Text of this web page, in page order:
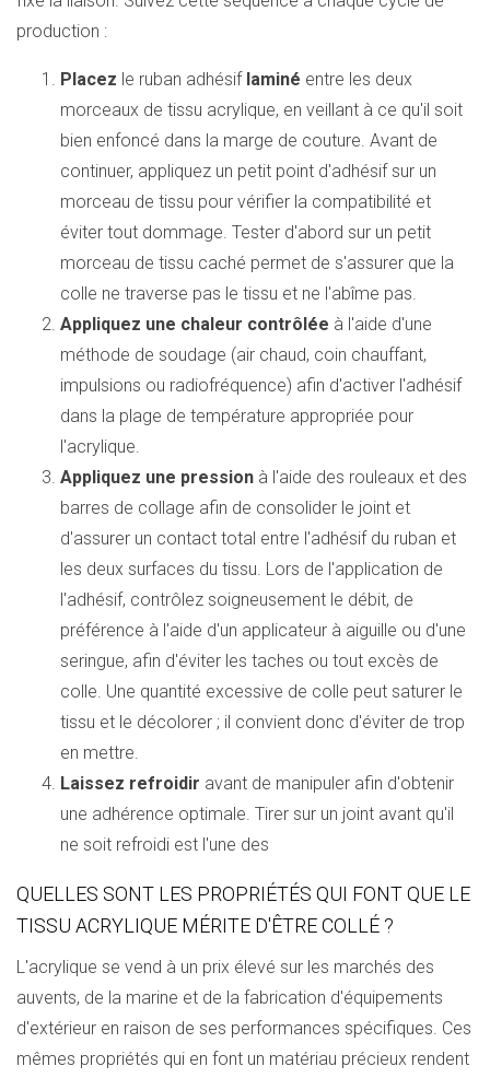
production :
Placez le ruban adhésif laminé entre les deux
morceaux de tissu acrylique, en veillant à ce qu'il soit
bien enfoncé dans la marge de couture. Avant de
continuer, appliquez un petit point d'adhésif sur un
morceau de tissu pour vérifier la compatibilité et
éviter tout dommage. Tester d'abord sur un petit
morceau de tissu caché permet de s'assurer que la
colle ne traverse pas le tissu et ne l'abîme pas.
Appliquez une chaleur contrôlée à l'aide d'une
méthode de soudage (air chaud, coin chauffant,
impulsions ou radiofréquence) afin d'activer l'adhésif
dans la plage de température appropriée pour
l'acrylique.
Appliquez une pression à l'aide des rouleaux et des
barres de collage afin de consolider le joint et
d'assurer un contact total entre l'adhésif du ruban et
les deux surfaces du tissu. Lors de l'application de
l'adhésif, contrôlez soigneusement le débit, de
préférence à l'aide d'un applicateur à aiguille ou d'une
seringue, afin d'éviter les taches ou tout excès de
colle. Une quantité excessive de colle peut saturer le
tissu et le décolorer ; il convient donc d'éviter de trop
en mettre.
Laissez refroidir avant de manipuler afin d'obtenir
une adhérence optimale. Tirer sur un joint avant qu'il
ne soit refroidi est l'une des
QUELLES SONT LES PROPRIÉTÉS QUI FONT QUE LE
TISSU ACRYLIQUE MÉRITE D'ÊTRE COLLÉ ?
L'acrylique se vend à un prix élevé sur les marchés des
auvents, de la marine et de la fabrication d'équipements
d'extérieur en raison de ses performances spécifiques. Ces
mêmes propriétés qui en font un matériau précieux rendent